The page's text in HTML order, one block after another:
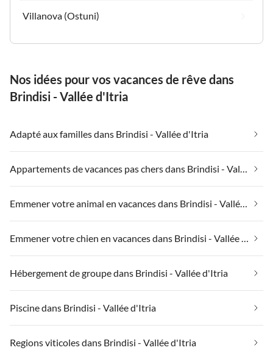
Villanova (Ostuni)
Nos idées pour vos vacances de rêve dans
Brindisi - Vallée d'Itria
Adapté aux familles dans Brindisi - Vallée d'Itria
Appartements de vacances pas chers dans Brindisi - Vallée d'Itria
Emmener votre animal en vacances dans Brindisi - Vallée d'Itria
Emmener votre chien en vacances dans Brindisi - Vallée d'Itria
Hébergement de groupe dans Brindisi - Vallée d'Itria
Piscine dans Brindisi - Vallée d'Itria
Regions viticoles dans Brindisi - Vallée d'Itria